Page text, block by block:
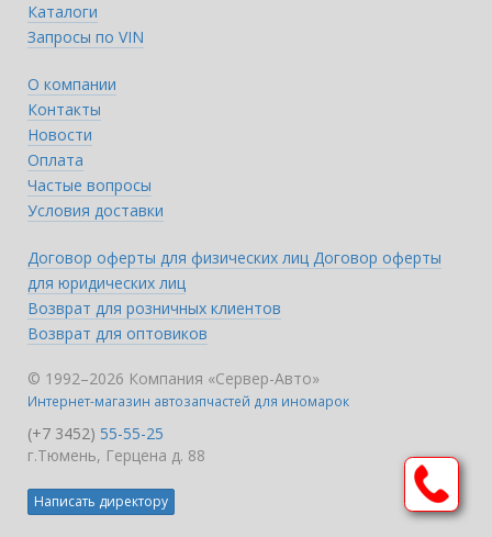
Каталоги
Запросы по VIN
О компании
Контакты
Новости
Оплата
Частые вопросы
Условия доставки
Договор оферты для физических лиц Договор оферты
для юридических лиц
Возврат для розничных клиентов
Возврат для оптовиков
© 1992–2026 Компания «Сервер-Авто»
Интернет-магазин автозапчастей для иномарок
(+7 3452) 55-55-25
г.Тюмень, Герцена д. 88
Написать директору